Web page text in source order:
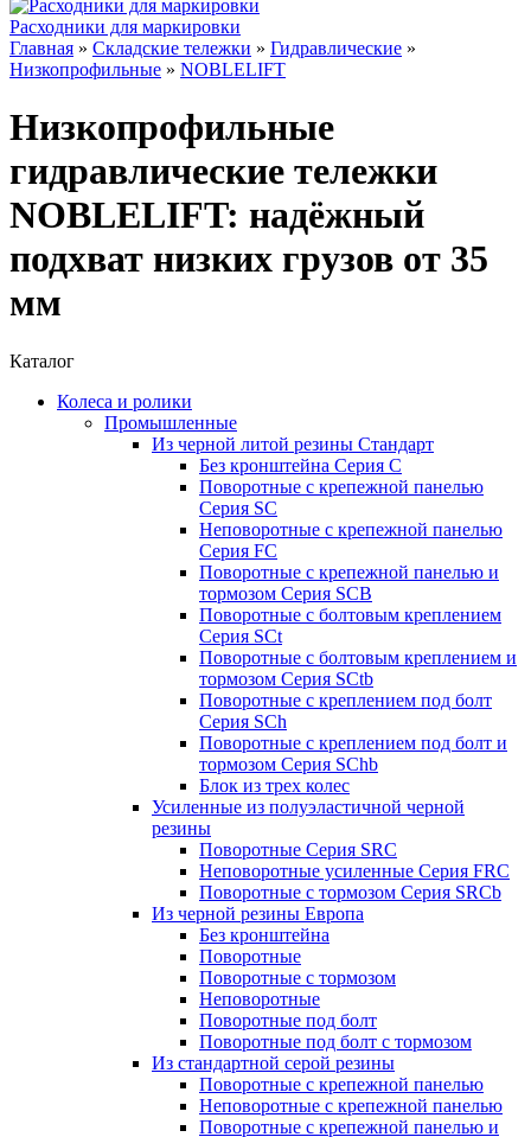
Расходники для маркировки
Главная » Складские тележки » Гидравлические »
Низкопрофильные » NOBLELIFT
Низкопрофильные
гидравлические тележки
NOBLELIFT: надёжный
подхват низких грузов от 35
мм
Каталог
Колеса и ролики
Промышленные
Из черной литой резины Стандарт
Без кронштейна Серия С
Поворотные с крепежной панелью
Серия SC
Неповоротные с крепежной панелью
Серия FC
Поворотные с крепежной панелью и
тормозом Серия SCB
Поворотные с болтовым креплением
Серия SCt
Поворотные с болтовым креплением и
тормозом Серия SCtb
Поворотные с креплением под болт
Серия SCh
Поворотные с креплением под болт и
тормозом Серия SChb
Блок из трех колес
Усиленные из полуэластичной черной
резины
Поворотные Серия SRC
Неповоротные усиленные Серия FRC
Поворотные с тормозом Серия SRCb
Из черной резины Европа
Без кронштейна
Поворотные
Поворотные с тормозом
Неповоротные
Поворотные под болт
Поворотные под болт с тормозом
Из стандартной серой резины
Поворотные с крепежной панелью
Неповоротные с крепежной панелью
Поворотные с крепежной панелью и